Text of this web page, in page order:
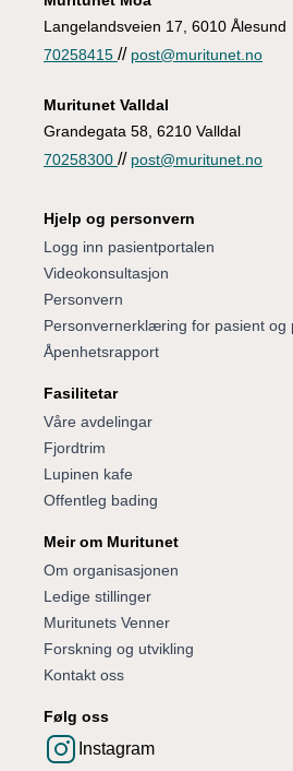
Langelandsveien 17, 6010 Ålesund
70258415 // post@muritunet.no
Muritunet Valldal
Grandegata 58, 6210 Valldal
70258300 // post@muritunet.no
Hjelp og personvern
Logg inn pasientportalen
Videokonsultasjon
Personvern
Personvernerklæring for pasient og
Åpenhetsrapport
Fasilitetar
Våre avdelingar
Fjordtrim
Lupinen kafe
Offentleg bading
Meir om Muritunet
Om organisasjonen
Ledige stillinger
Muritunets Venner
Forskning og utvikling
Kontakt oss
Følg oss
Instagram